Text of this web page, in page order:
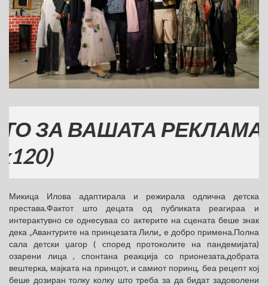
ВАШАТА РЕКЛАМА
Микица Илова адаптирала и режирала одлична детска
престава.Фактот што децата од публиката реагираа и
интерактувно се однесуваа со актерите на сцената беше знак
дека „Авантурите на принцезата Лили„ е добро примена.Полна
сала детски џагор ( според протоколите на пандемијата)
озарени лица , спонтана реакција со прионезата,добрата
вештерка, мајката на принцот, и самиот поринц, беа рецепт кој
беше дозиран толку колку што треба за да бидат задоволени